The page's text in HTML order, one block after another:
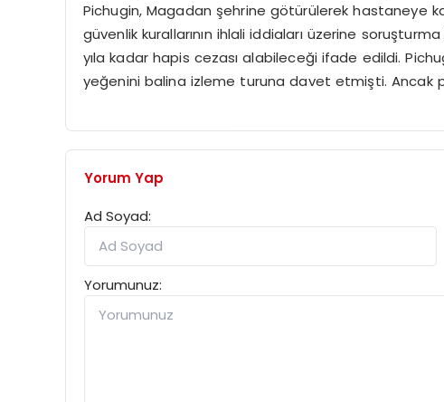
Pichugin, Magadan şehrine götürülerek hastaneye
güvenlik kurallarının ihlali iddiaları üzerine
yıla kadar hapis cezası alabileceği ifade edildi.
yeğenini balina izleme turuna davet etmişti. Ancak
Yorum Yap
Ad Soyad:
Yorumunuz: